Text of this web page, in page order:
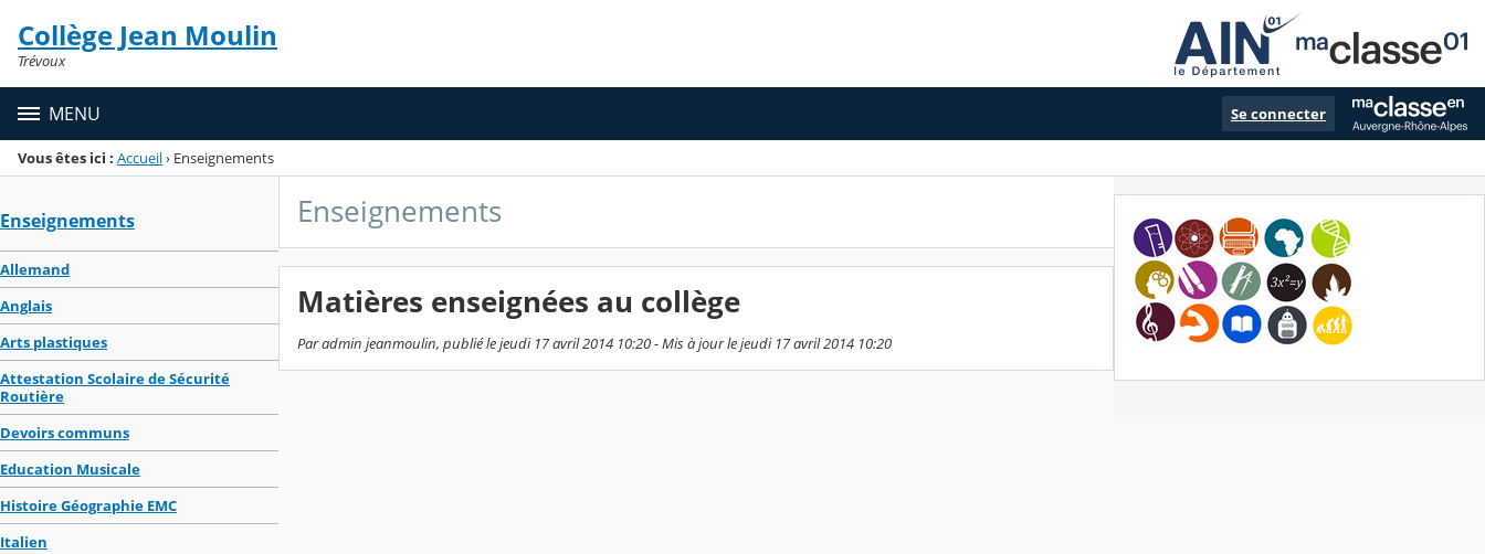
Menu de la rubrique
Contenu
Collège Jean Moulin
Trévoux
MENU Se connecter
Vous êtes ici : Accueil› Enseignements
Enseignements
Allemand
Anglais
Arts plastiques
Attestation Scolaire de Sécurité
Routière
Devoirs communs
Education Musicale
Histoire Géographie EMC
Italien
Enseignements
Matières enseignées au collège
Par admin jeanmoulin, publié le jeudi 17 avril 2014 10:20 - Mis à jour le jeudi 17 avril 2014 10:20